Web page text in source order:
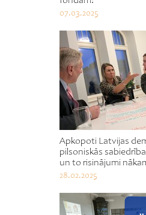
07.03.2025
Apkopoti Latvijas
pilsoniskās
un to risinājumi
28.02.2025